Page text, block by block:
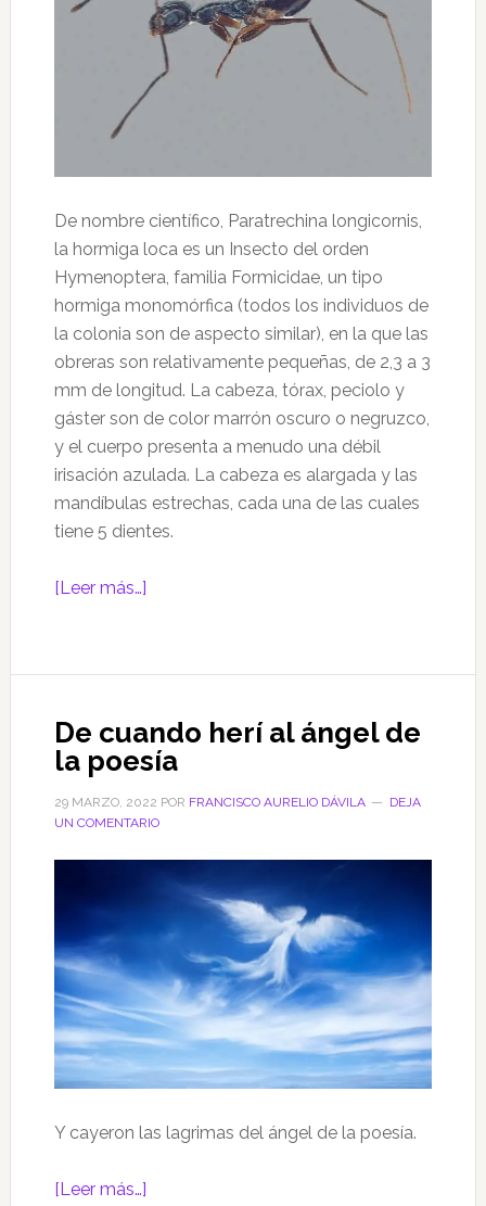
De nombre científico, Paratrechina longicornis,
la hormiga loca es un Insecto del orden
Hymenoptera, familia Formicidae, un tipo
hormiga monomórfica (todos los individuos de
la colonia son de aspecto similar), en la que las
obreras son relativamente pequeñas, de 2,3 a 3
mm de longitud. La cabeza, tórax, peciolo y
gáster son de color marrón oscuro o negruzco,
y el cuerpo presenta a menudo una débil
irisación azulada. La cabeza es alargada y las
mandíbulas estrechas, cada una de las cuales
tiene 5 dientes.
[Leer más…]acerca
animales
de
la
(XIV)
hormiga
De cuando herí al ángel de
la poesía
29 MARZO, 2022 POR FRANCISCO AURELIO DÁVILA
DEJA
UN COMENTARIO
Y cayeron las lagrimas del ángel de la poesía.
[Leer más…]acerca